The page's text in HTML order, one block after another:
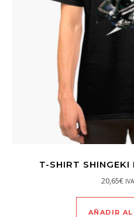
T-SHIRT SHINGEKI
20,65€
AÑADIR